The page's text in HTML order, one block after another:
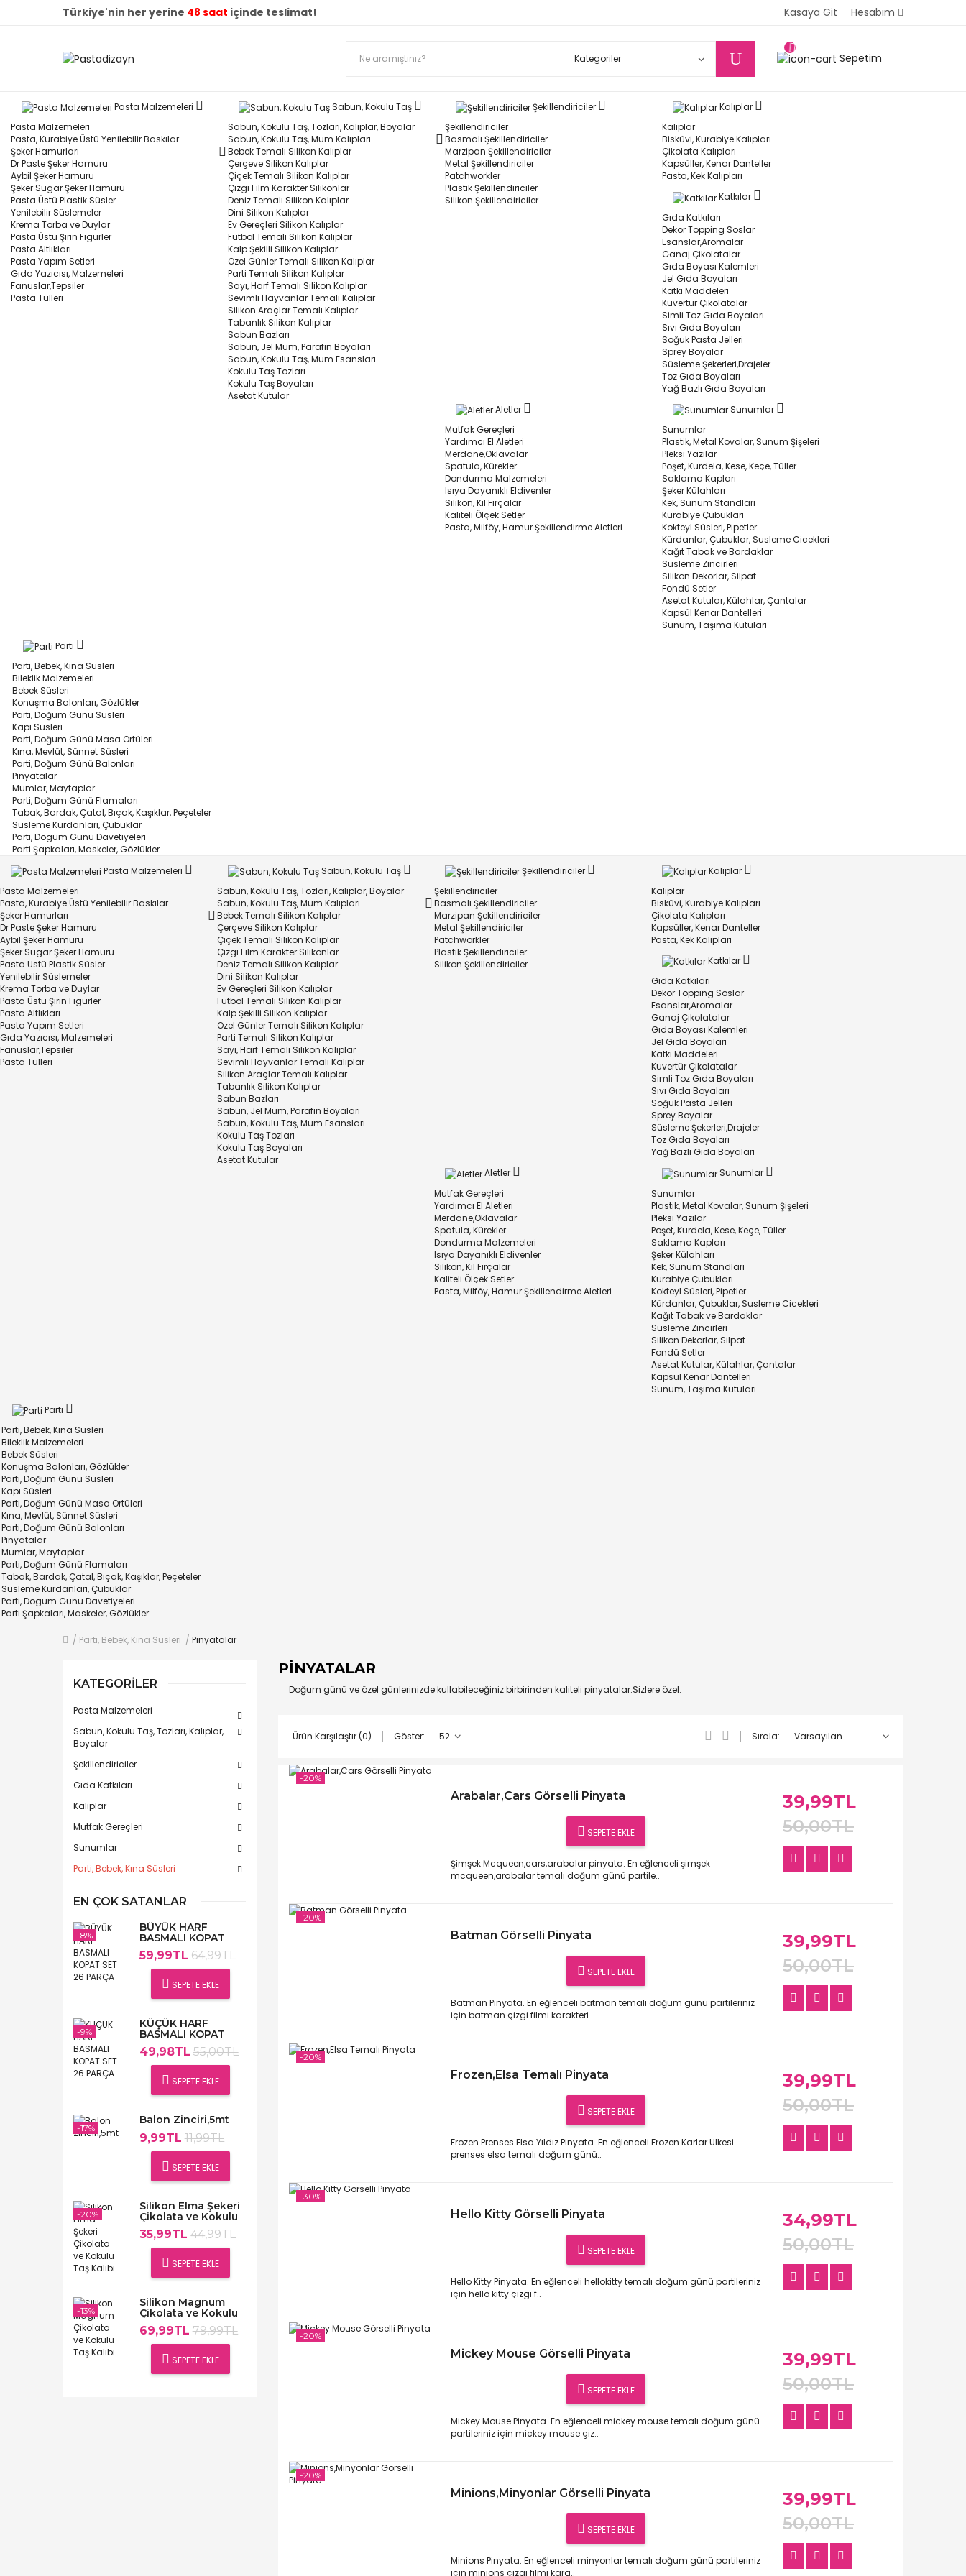
Türkiye'nin her yerine 48 saat içinde teslimat! Kasaya Git Hesabım
Sepetim
Pasta Malzemeleri
Pasta Malzemeleri
Pasta, Kurabiye Üstü Yenilebilir Baskılar
Şeker Hamurları
Dr Paste Şeker Hamuru
Aybil Şeker Hamuru
Şeker Sugar Şeker Hamuru
Pasta Üstü Plastik Süsler
Yenilebilir Süslemeler
Krema Torba ve Duylar
Pasta Üstü Şirin Figürler
Pasta Altlıkları
Pasta Yapım Setleri
Gıda Yazıcısı, Malzemeleri
Fanuslar,Tepsiler
Pasta Tülleri
Sabun, Kokulu Taş
Sabun, Kokulu Taş, Tozları, Kalıplar, Boyalar
Sabun, Kokulu Taş, Mum Kalıpları
Bebek Temalı Silikon Kalıplar
Çerçeve Silikon Kalıplar
Çiçek Temalı Silikon Kalıplar
Çizgi Film Karakter Silikonlar
Deniz Temalı Silikon Kalıplar
Dini Silikon Kalıplar
Ev Gereçleri Silikon Kalıplar
Futbol Temalı Silikon Kalıplar
Kalp Şekilli Silikon Kalıplar
Özel Günler Temalı Silikon Kalıplar
Parti Temalı Silikon Kalıplar
Sayı, Harf Temalı Silikon Kalıplar
Sevimli Hayvanlar Temalı Kalıplar
Silikon Araçlar Temalı Kalıplar
Tabanlık Silikon Kalıplar
Sabun Bazları
Sabun, Jel Mum, Parafin Boyaları
Sabun, Kokulu Taş, Mum Esansları
Kokulu Taş Tozları
Kokulu Taş Boyaları
Asetat Kutular
Şekillendiriciler
Şekillendiriciler
Basmalı Şekillendiriciler
Marzipan Şekillendiriciler
Metal Şekillendiriciler
Patchworkler
Plastik Şekillendiriciler
Silikon Şekillendiriciler
Kalıplar
Kalıplar
Bisküvi, Kurabiye Kalıpları
Çikolata Kalıpları
Kapsüller, Kenar Danteller
Pasta, Kek Kalıpları
Katkılar
Gıda Katkıları
Dekor Topping Soslar
Esanslar,Aromalar
Ganaj Çikolatalar
Gıda Boyası Kalemleri
Jel Gıda Boyaları
Katkı Maddeleri
Kuvertür Çikolatalar
Simli Toz Gıda Boyaları
Sıvı Gıda Boyaları
Soğuk Pasta Jelleri
Sprey Boyalar
Süsleme Şekerleri,Drajeler
Toz Gıda Boyaları
Yağ Bazlı Gıda Boyaları
Aletler
Mutfak Gereçleri
Yardımcı El Aletleri
Merdane,Oklavalar
Spatula, Kürekler
Dondurma Malzemeleri
Isıya Dayanıklı Eldivenler
Silikon, Kıl Fırçalar
Kaliteli Ölçek Setler
Pasta, Milföy, Hamur Şekillendirme Aletleri
Sunumlar
Sunumlar
Plastik, Metal Kovalar, Sunum Şişeleri
Pleksi Yazılar
Poşet, Kurdela, Kese, Keçe, Tüller
Saklama Kapları
Şeker Külahları
Kek, Sunum Standları
Kurabiye Çubukları
Kokteyl Süsleri, Pipetler
Kürdanlar, Çubuklar, Susleme Cicekleri
Kağıt Tabak ve Bardaklar
Süsleme Zincirleri
Silikon Dekorlar, Silpat
Fondü Setler
Asetat Kutular, Külahlar, Çantalar
Kapsül Kenar Dantelleri
Sunum, Taşıma Kutuları
Parti
Parti, Bebek, Kına Süsleri
Bileklik Malzemeleri
Bebek Süsleri
Konuşma Balonları, Gözlükler
Parti, Doğum Günü Süsleri
Kapı Süsleri
Parti, Doğum Günü Masa Örtüleri
Kına, Mevlüt, Sünnet Süsleri
Parti, Doğum Günü Balonları
Pinyatalar
Mumlar, Maytaplar
Parti, Doğum Günü Flamaları
Tabak, Bardak, Çatal, Bıçak, Kaşıklar, Peçeteler
Süsleme Kürdanları, Çubuklar
Parti, Dogum Gunu Davetiyeleri
Parti Şapkaları, Maskeler, Gözlükler
Pasta Malzemeleri
Pasta Malzemeleri
Pasta, Kurabiye Üstü Yenilebilir Baskılar
Şeker Hamurları
Dr Paste Şeker Hamuru
Aybil Şeker Hamuru
Şeker Sugar Şeker Hamuru
Pasta Üstü Plastik Süsler
Yenilebilir Süslemeler
Krema Torba ve Duylar
Pasta Üstü Şirin Figürler
Pasta Altlıkları
Pasta Yapım Setleri
Gıda Yazıcısı, Malzemeleri
Fanuslar,Tepsiler
Pasta Tülleri
Sabun, Kokulu Taş
Sabun, Kokulu Taş, Tozları, Kalıplar, Boyalar
Sabun, Kokulu Taş, Mum Kalıpları
Bebek Temalı Silikon Kalıplar
Çerçeve Silikon Kalıplar
Çiçek Temalı Silikon Kalıplar
Çizgi Film Karakter Silikonlar
Deniz Temalı Silikon Kalıplar
Dini Silikon Kalıplar
Ev Gereçleri Silikon Kalıplar
Futbol Temalı Silikon Kalıplar
Kalp Şekilli Silikon Kalıplar
Özel Günler Temalı Silikon Kalıplar
Parti Temalı Silikon Kalıplar
Sayı, Harf Temalı Silikon Kalıplar
Sevimli Hayvanlar Temalı Kalıplar
Silikon Araçlar Temalı Kalıplar
Tabanlık Silikon Kalıplar
Sabun Bazları
Sabun, Jel Mum, Parafin Boyaları
Sabun, Kokulu Taş, Mum Esansları
Kokulu Taş Tozları
Kokulu Taş Boyaları
Asetat Kutular
Şekillendiriciler
Şekillendiriciler
Basmalı Şekillendiriciler
Marzipan Şekillendiriciler
Metal Şekillendiriciler
Patchworkler
Plastik Şekillendiriciler
Silikon Şekillendiriciler
Kalıplar
Kalıplar
Bisküvi, Kurabiye Kalıpları
Çikolata Kalıpları
Kapsüller, Kenar Danteller
Pasta, Kek Kalıpları
Katkılar
Gıda Katkıları
Dekor Topping Soslar
Esanslar,Aromalar
Ganaj Çikolatalar
Gıda Boyası Kalemleri
Jel Gıda Boyaları
Katkı Maddeleri
Kuvertür Çikolatalar
Simli Toz Gıda Boyaları
Sıvı Gıda Boyaları
Soğuk Pasta Jelleri
Sprey Boyalar
Süsleme Şekerleri,Drajeler
Toz Gıda Boyaları
Yağ Bazlı Gıda Boyaları
Aletler
Mutfak Gereçleri
Yardımcı El Aletleri
Merdane,Oklavalar
Spatula, Kürekler
Dondurma Malzemeleri
Isıya Dayanıklı Eldivenler
Silikon, Kıl Fırçalar
Kaliteli Ölçek Setler
Pasta, Milföy, Hamur Şekillendirme Aletleri
Sunumlar
Sunumlar
Plastik, Metal Kovalar, Sunum Şişeleri
Pleksi Yazılar
Poşet, Kurdela, Kese, Keçe, Tüller
Saklama Kapları
Şeker Külahları
Kek, Sunum Standları
Kurabiye Çubukları
Kokteyl Süsleri, Pipetler
Kürdanlar, Çubuklar, Susleme Cicekleri
Kağıt Tabak ve Bardaklar
Süsleme Zincirleri
Silikon Dekorlar, Silpat
Fondü Setler
Asetat Kutular, Külahlar, Çantalar
Kapsül Kenar Dantelleri
Sunum, Taşıma Kutuları
Parti
Parti, Bebek, Kına Süsleri
Bileklik Malzemeleri
Bebek Süsleri
Konuşma Balonları, Gözlükler
Parti, Doğum Günü Süsleri
Kapı Süsleri
Parti, Doğum Günü Masa Örtüleri
Kına, Mevlüt, Sünnet Süsleri
Parti, Doğum Günü Balonları
Pinyatalar
Mumlar, Maytaplar
Parti, Doğum Günü Flamaları
Tabak, Bardak, Çatal, Bıçak, Kaşıklar, Peçeteler
Süsleme Kürdanları, Çubuklar
Parti, Dogum Gunu Davetiyeleri
Parti Şapkaları, Maskeler, Gözlükler
Parti, Bebek, Kına Süsleri Pinyatalar
KATEGORILER
Pasta Malzemeleri
Sabun, Kokulu Taş, Tozları, Kalıplar,
Boyalar
Şekillendiriciler
Gıda Katkıları
Kalıplar
Mutfak Gereçleri
Sunumlar
Parti, Bebek, Kına Süsleri
EN ÇOK SATANLAR
-8%
BÜYÜK HARF
BASMALI KOPAT
SET 26 PARÇA
59,99TL 64,99TL
SEPETE EKLE
-9%
KÜÇÜK HARF
BASMALI KOPAT
SET 26 PARÇA
49,98TL 55,00TL
SEPETE EKLE
-17%
Balon Zinciri,5mt
9,99TL 11,99TL
SEPETE EKLE
-20%
Silikon Elma Şekeri
Çikolata ve Kokulu
Taş Kalıbı
35,99TL 44,99TL
SEPETE EKLE
-13%
Silikon Magnum
Çikolata ve Kokulu
Taş Kalıbı
69,99TL 79,99TL
SEPETE EKLE
PINYATALAR
Doğum günü ve özel günlerinizde kullabileceğiniz birbirinden kaliteli pinyatalar.Sizlere özel.
Ürün Karşılaştır (0) Göster: Sırala:
Arabalar,Cars Görselli Pinyata
SEPETE EKLE
Şimşek Mcqueen,cars,arabalar pinyata. En eğlenceli şimşek
mcqueen,arabalar temalı doğum günü partile..
39,99TL
50,00TL
-20%
Batman Görselli Pinyata
SEPETE EKLE
Batman Pinyata. En eğlenceli batman temalı doğum günü partileriniz
için batman çizgi filmi karakteri..
39,99TL
50,00TL
-20%
Frozen,Elsa Temalı Pinyata
SEPETE EKLE
Frozen Prenses Elsa Yıldız Pinyata. En eğlenceli Frozen Karlar Ülkesi
prenses elsa temalı doğum günü..
39,99TL
50,00TL
-20%
Hello Kitty Görselli Pinyata
SEPETE EKLE
Hello Kitty Pinyata. En eğlenceli hellokitty temalı doğum günü partileriniz
için hello kitty çizgi f..
34,99TL
50,00TL
-30%
Mickey Mouse Görselli Pinyata
SEPETE EKLE
Mickey Mouse Pinyata. En eğlenceli mickey mouse temalı doğum günü
partileriniz için mickey mouse çiz..
39,99TL
50,00TL
-20%
Minions,Minyonlar Görselli Pinyata
SEPETE EKLE
Minions Pinyata. En eğlenceli minyonlar temalı doğum günü partileriniz
için minions çizgi filmi kara..
39,99TL
50,00TL
-20%